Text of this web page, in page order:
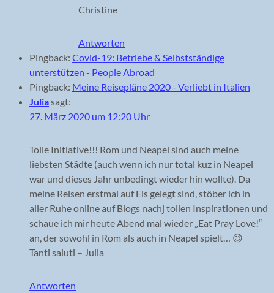
Christine
Antworten
Pingback: Covid-19: Betriebe & Selbstständige
unterstützen - People Abroad
Pingback: Meine Reisepläne 2020 - Verliebt in Italien
Juliasagt:
27. März 2020 um 12:20 Uhr
Tolle Initiative!!! Rom und Neapel sind auch meine
liebsten Städte (auch wenn ich nur total kuz in Neapel
war und dieses Jahr unbedingt wieder hin wollte). Da
meine Reisen erstmal auf Eis gelegt sind, stöber ich in
aller Ruhe online auf Blogs nachj tollen Inspirationen und
schaue ich mir heute Abend mal wieder „Eat Pray Love!“
an, der sowohl in Rom als auch in Neapel spielt… 😉
Tanti saluti – Julia
Antworten